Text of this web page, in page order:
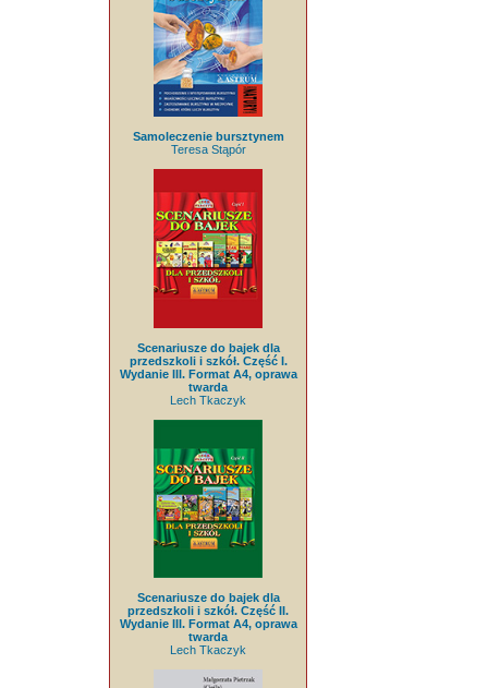
Samoleczenie bursztynem
Teresa Stąpór
Scenariusze do bajek dla
przedszkoli i szkół. Część I.
Wydanie III. Format A4, oprawa
twarda
Lech Tkaczyk
Scenariusze do bajek dla
przedszkoli i szkół. Część II.
Wydanie III. Format A4, oprawa
twarda
Lech Tkaczyk